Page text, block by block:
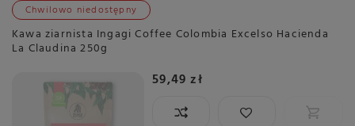
Chwilowo niedostępny
Kawa ziarnista Ingagi Coffee Colombia Excelso Hacienda
La Claudina 250g
59,49 zł